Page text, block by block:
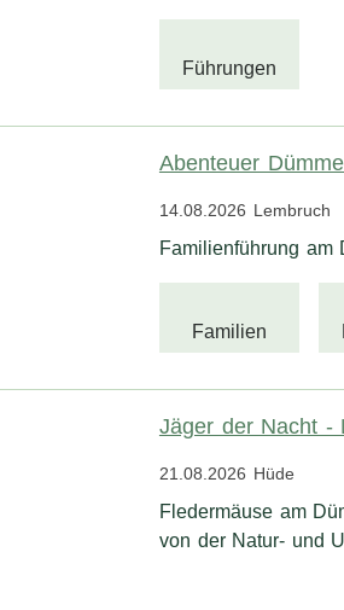
Führungen
Abenteuer
14.08.2026 Lembruch
Familienführung am
Familien
Jäger der Nacht -
21.08.2026 Hüde
Fledermäuse am
von der Natur- und